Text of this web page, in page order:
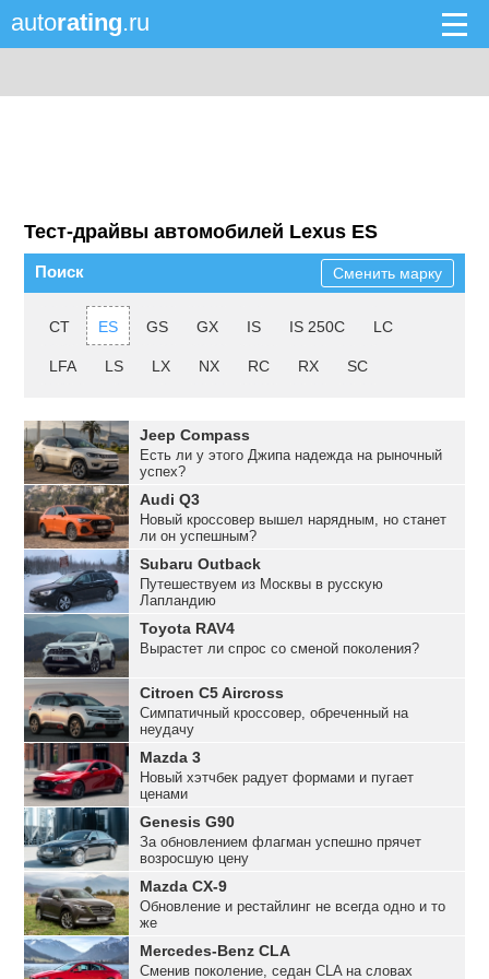
autorating.ru
Тест-драйвы автомобилей Lexus ES
Поиск Сменить марку
CT ES GS GX IS IS 250C LC
LFA LS LX NX RC RX SC
Jeep Compass
Есть ли у этого Джипа надежда на рыночный
успех?
Audi Q3
Новый кроссовер вышел нарядным, но станет
ли он успешным?
Subaru Outback
Путешествуем из Москвы в русскую
Лапландию
Toyota RAV4
Вырастет ли спрос со сменой поколения?
Citroen C5 Aircross
Симпатичный кроссовер, обреченный на
неудачу
Mazda 3
Новый хэтчбек радует формами и пугает
ценами
Genesis G90
За обновлением флагман успешно прячет
возросшую цену
Mazda CX-9
Обновление и рестайлинг не всегда одно и то
же
Mercedes-Benz CLA
Сменив поколение, седан CLA на словах